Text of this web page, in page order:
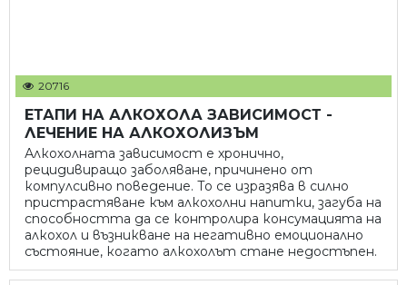
20716
ЕТАПИ НА АЛКОХОЛА ЗАВИСИМОСТ -
ЛЕЧЕНИЕ НА АЛКОХОЛИЗЪМ
Алкохолната зависимост е хронично,
рецидивиращо заболяване, причинено от
компулсивно поведение. То се изразява в силно
пристрастяване към алкохолни напитки, загуба на
способността да се контролира консумацията на
алкохол и възникване на негативно емоционално
състояние, когато алкохолът стане недостъпен.